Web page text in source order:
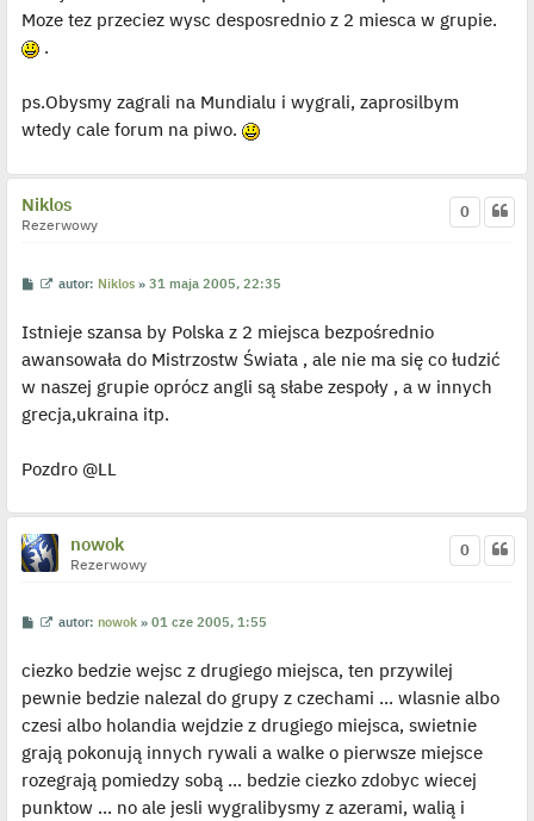
e
d
y
p
o
Moze tez przeciez wysc desposrednio z 2 miesca w grupie.
.
ps.Obysmy zagrali na Mundialu i wygrali, zaprosilbym
wtedy cale forum na piwo.
Niklos
Rezerwowy
0
P
t
W
w
i
e
l
p
o
d
c
y
o
autor: Niklos »31 maja 2005, 22:35
Istnieje szansa by Polska z 2 miejsca bezpośrednio
awansowała do Mistrzostw Świata , ale nie ma się co łudzić
w naszej grupie oprócz angli są słabe zespoły , a w innych
grecja,ukraina itp.
Pozdro @LL
nowok
Rezerwowy
0
P
t
W
w
i
e
l
o
j
e
d
autor:nowok »01 cze 2005, 1:55
ciezko bedzie wejsc z drugiego miejsca, ten przywilej
pewnie bedzie nalezal do grupy z czechami ... wlasnie albo
czesi albo holandia wejdzie z drugiego miejsca, swietnie
grają pokonują innych rywali a walke o pierwsze miejsce
rozegrają pomiedzy sobą ... bedzie ciezko zdobyc wiecej
punktow ... no ale jesli wygralibysmy z azerami, walią i